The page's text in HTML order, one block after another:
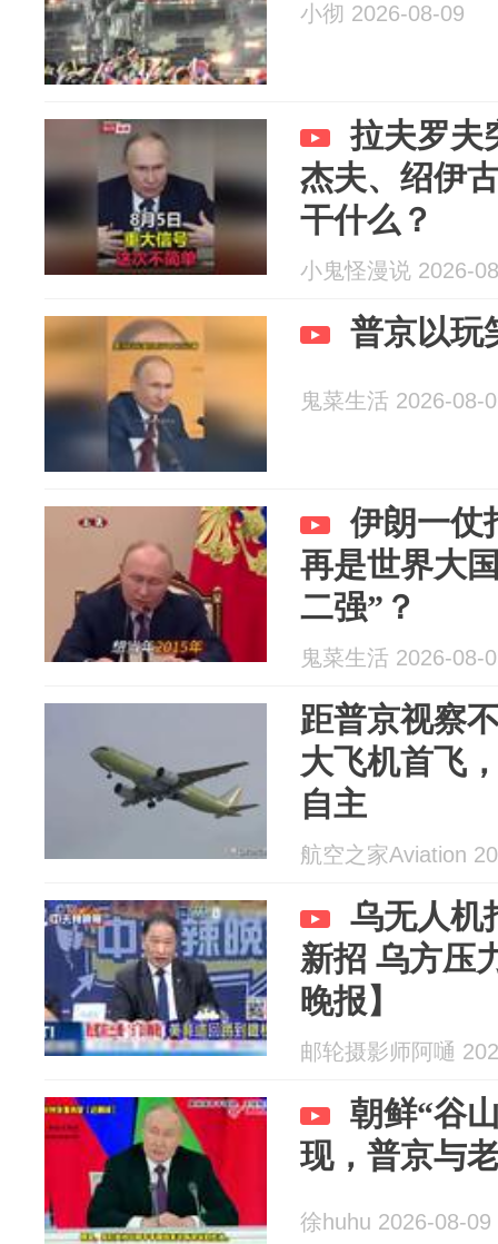
小彻 2026-08-09
拉夫罗夫
杰夫、绍伊
干什么？
小鬼怪漫说 2026-
普京以玩
鬼菜生活 2026-08-
伊朗一仗
再是世界大
二强”？
鬼菜生活 2026-08-
距普京视察
大飞机首飞
自主
航空之家Aviation
乌无人机
新招 乌方压
晚报】
邮轮摄影师阿嗵
朝鲜“谷
现，普京与
徐huhu 2026-08-09